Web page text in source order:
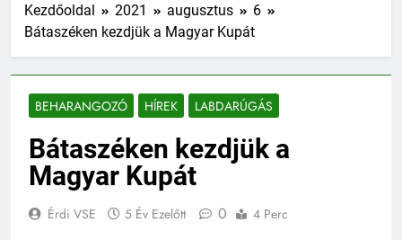
Kezdőoldal 2021 augusztus
6
Bátaszéken kezdjük a Magyar Kupát
BEHARANGOZÓ HÍREK LABDARÚGÁS
Bátaszéken kezdjük a
Magyar Kupát
Érdi VSE 5 Év Ezelőtt 0 4 Perc